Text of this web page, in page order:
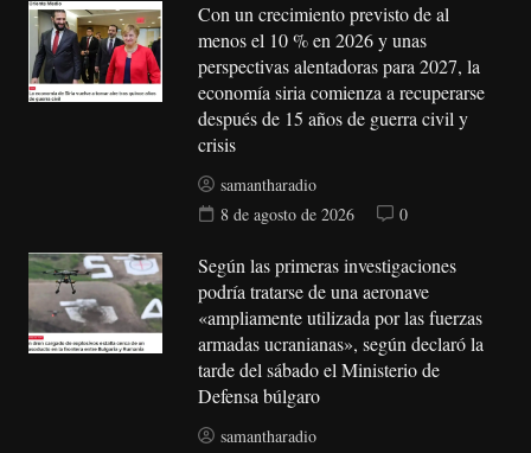
Con un crecimiento previsto de al
menos el 10 % en 2026 y unas
perspectivas alentadoras para 2027, la
economía siria comienza a recuperarse
después de 15 años de guerra civil y
crisis
samantharadio
8 de agosto de 2026
0
Según las primeras investigaciones
podría tratarse de una aeronave
«ampliamente utilizada por las fuerzas
armadas ucranianas», según declaró la
tarde del sábado el Ministerio de
Defensa búlgaro
samantharadio